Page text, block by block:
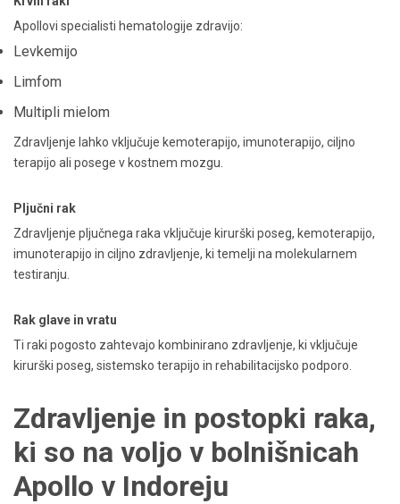
Apollovi specialisti hematologije zdravijo:
Levkemijo
Limfom
Multipli mielom
Zdravljenje lahko vključuje kemoterapijo, imunoterapijo, ciljno
terapijo ali posege v kostnem mozgu.
Pljučni rak
Zdravljenje pljučnega raka vključuje kirurški poseg, kemoterapijo,
imunoterapijo in ciljno zdravljenje, ki temelji na molekularnem
testiranju.
Rak glave in vratu
Ti raki pogosto zahtevajo kombinirano zdravljenje, ki vključuje
kirurški poseg, sistemsko terapijo in rehabilitacijsko podporo.
Zdravljenje in postopki raka,
ki so na voljo v bolnišnicah
Apollo v Indoreju